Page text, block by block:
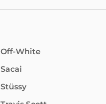
Off-White
Sacai
Stüssy